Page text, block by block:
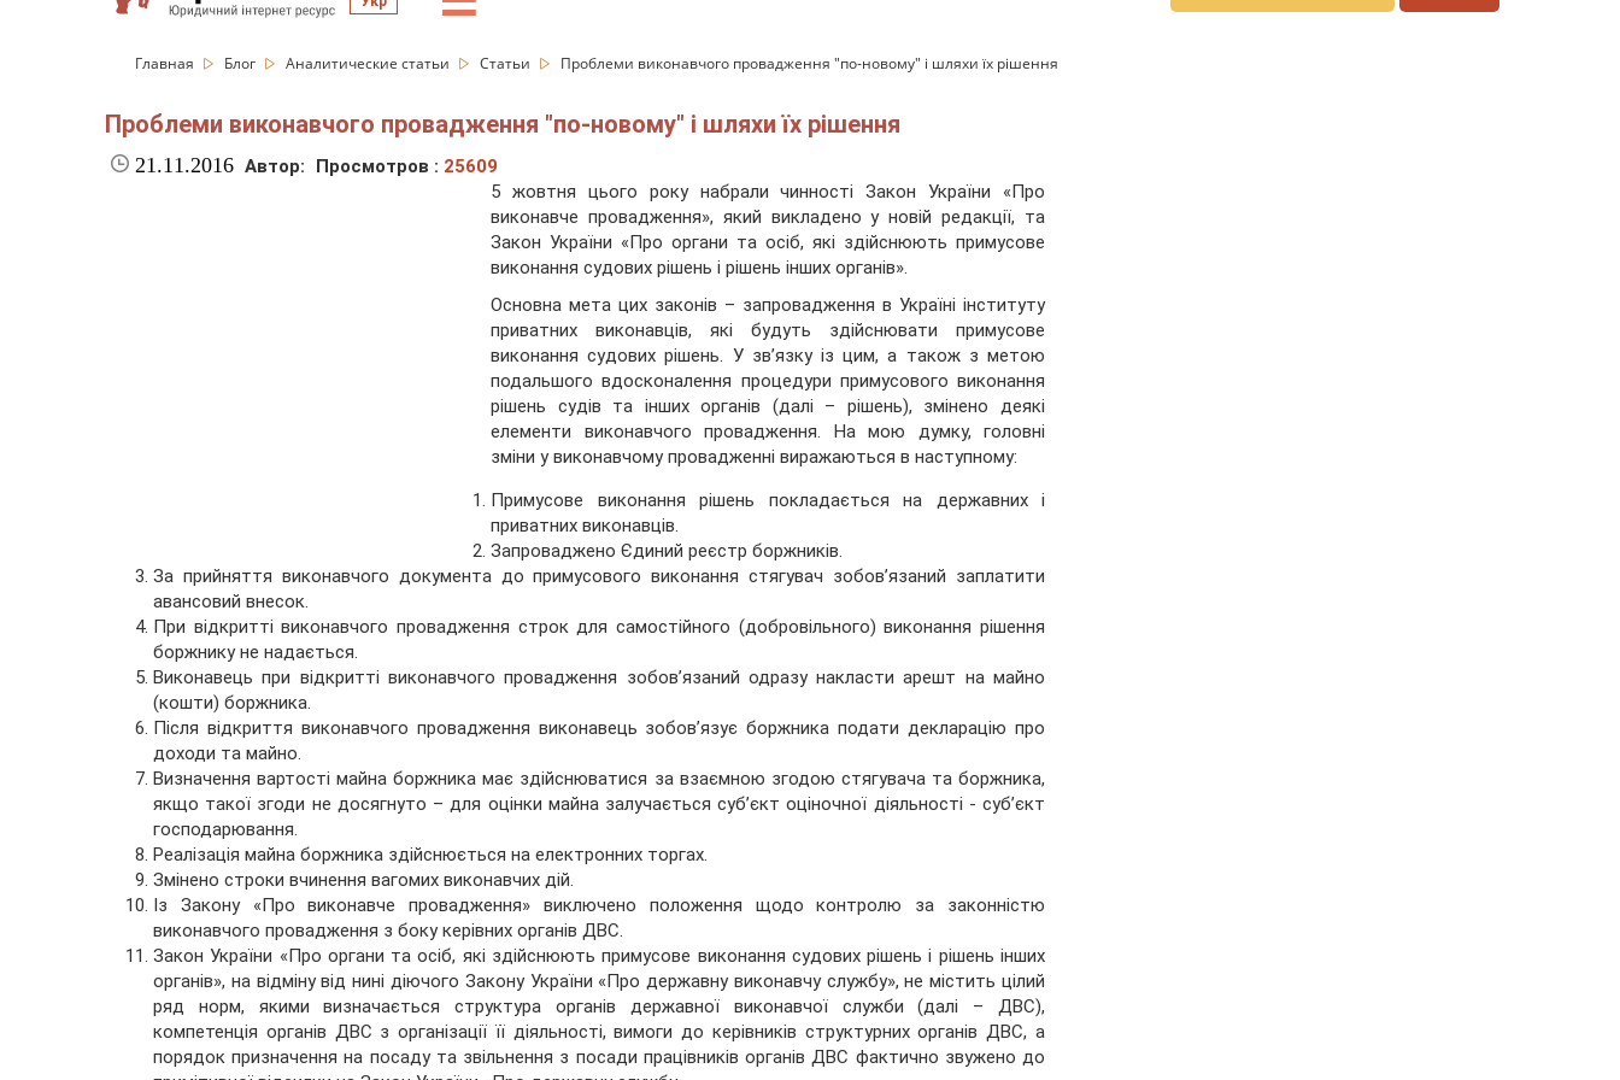
Главная Блог Аналитические статьи Статьи Проблеми виконавчого провадження "по-новому" і шляхи їх рішення
Проблеми виконавчого провадження "по-новому" і шляхи їх рішення
21.11.2016 Автор: Просмотров : 25609
5 жовтня цього року набрали чинності Закон України «Про
виконавче провадження», який викладено у новій редакції, та
Закон України «Про органи та осіб, які здійснюють примусове
виконання судових рішень і рішень інших органів».
Основна мета цих законів – запровадження в Україні інституту
приватних виконавців, які будуть здійснювати примусове
виконання судових рішень. У зв’язку із цим, а також з метою
подальшого вдосконалення процедури примусового виконання
рішень судів та інших органів (далі – рішень), змінено деякі
елементи виконавчого провадження. На мою думку, головні
зміни у виконавчому провадженні виражаються в наступному:
Примусове виконання рішень покладається на державних і
приватних виконавців.
Запроваджено Єдиний реєстр боржників.
За прийняття виконавчого документа до примусового виконання стягувач зобов’язаний заплатити
авансовий внесок.
При відкритті виконавчого провадження строк для самостійного (добровільного) виконання рішення
боржнику не надається.
Виконавець при відкритті виконавчого провадження зобов’язаний одразу накласти арешт на майно
(кошти) боржника.
Після відкриття виконавчого провадження виконавець зобов’язує боржника подати декларацію про
доходи та майно.
Визначення вартості майна боржника має здійснюватися за взаємною згодою стягувача та боржника,
якщо такої згоди не досягнуто – для оцінки майна залучається суб’єкт оціночної діяльності - суб’єкт
господарювання.
Реалізація майна боржника здійснюється на електронних торгах.
Змінено строки вчинення вагомих виконавчих дій.
Із Закону «Про виконавче провадження» виключено положення щодо контролю за законністю
виконавчого провадження з боку керівних органів ДВС.
Закон України «Про органи та осіб, які здійснюють примусове виконання судових рішень і рішень інших
органів», на відміну від нині діючого Закону України «Про державну виконавчу службу», не містить цілий
ряд норм, якими визначається структура органів державної виконавчої служби (далі – ДВС),
компетенція органів ДВС з організації її діяльності, вимоги до керівників структурних органів ДВС, а
порядок призначення на посаду та звільнення з посади працівників органів ДВС фактично звужено до